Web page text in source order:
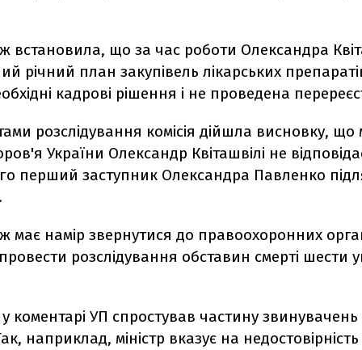
встановила, що за час роботи Олександра
річний план закупівель лікарських
кадрові рішення і не проведена
розслідування комісія дійшла висновку, що
України Олександр Квіташвілі не
перший заступник Олександра Павленко
має намір звернутися до правоохоронних
розслідування обставин смерті шести
коментарі УП спростував частину
наприклад, міністр вказує на